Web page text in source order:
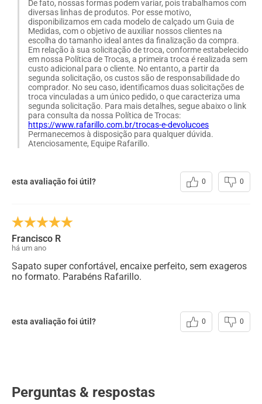
De fato, nossas formas podem variar, pois trabalhamos com
diversas linhas de produtos. Por esse motivo,
disponibilizamos em cada modelo de calçado um Guia de
Medidas, com o objetivo de auxiliar nossos clientes na
escolha do tamanho ideal antes da finalização da compra.
Em relação à sua solicitação de troca, conforme estabelecido
em nossa Política de Trocas, a primeira troca é realizada sem
custo adicional para o cliente. No entanto, a partir da
segunda solicitação, os custos são de responsabilidade do
comprador. No seu caso, identificamos duas solicitações de
troca vinculadas a um único pedido, o que caracteriza uma
segunda solicitação. Para mais detalhes, segue abaixo o link
para consulta da nossa Política de Trocas:
https://www.rafarillo.com.br/trocas-e-devolucoes
Permanecemos à disposição para qualquer dúvida.
Atenciosamente, Equipe Rafarillo.
esta avaliação foi útil? 0 0
Francisco R
há um ano
Sapato super confortável, encaixe perfeito, sem exageros
no formato. Parabéns Rafarillo.
esta avaliação foi útil? 0 0
Perguntas & respostas